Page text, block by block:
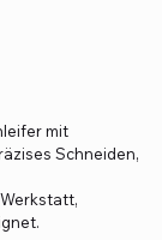
mit
Schneiden,